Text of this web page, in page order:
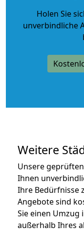
Holen Sie
unverbindliche
Weitere
Unsere
Ihnen
Ihre Bedürfnisse
Angebote sind
Sie einen Umzug
außerhalb Ihres